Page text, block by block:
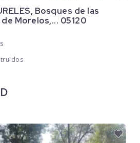
Bosques de las
Morelos,... 05120